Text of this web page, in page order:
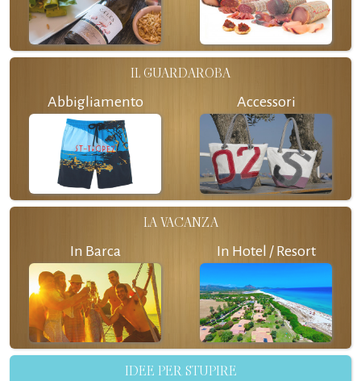
IL GUARDAROBA
Abbigliamento Accessori
LA VACANZA
In Barca In Hotel / Resort
IDEE PER STUPIRE